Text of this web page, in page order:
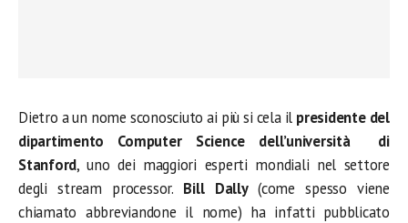
Dietro a un nome sconosciuto ai più si cela il presidente del
dipartimento Computer Science dell’università di
Stanford, uno dei maggiori esperti mondiali nel settore
degli stream processor. Bill Dally (come spesso viene
chiamato abbreviandone il nome) ha infatti pubblicato